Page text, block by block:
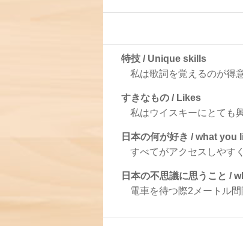
特技 / Unique skills
私は歌詞を覚えるのが得
すきなもの / Likes
私はウイスキーにとても
日本の何が好き / what you
すべてがアクセスしやす
日本の不思議に思うこと /
電車を待つ際2メートル